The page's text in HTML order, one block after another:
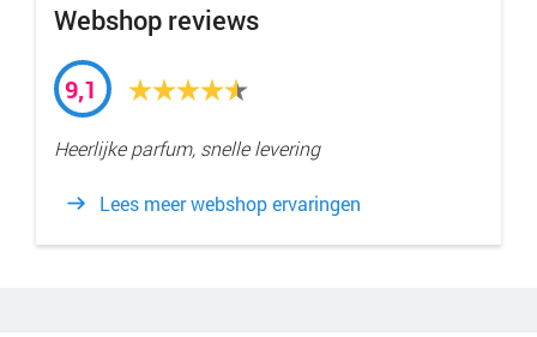
Webshop reviews
9,1
Heerlijke parfum, snelle levering
Lees meer webshop ervaringen